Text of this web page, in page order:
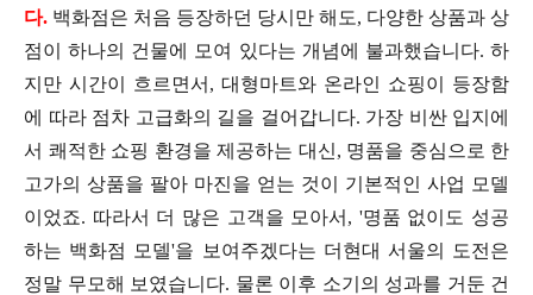
다. 백화점은 처음 등장하던 당시만 해도, 다양한 상품과 상
점이 하나의 건물에 모여 있다는 개념에 불과했습니다. 하
지만 시간이 흐르면서, 대형마트와 온라인 쇼핑이 등장함
에 따라 점차 고급화의 길을 걸어갑니다. 가장 비싼 입지에
서 쾌적한 쇼핑 환경을 제공하는 대신, 명품을 중심으로 한
고가의 상품을 팔아 마진을 얻는 것이 기본적인 사업 모델
이었죠. 따라서 더 많은 고객을 모아서, '명품 없이도 성공
하는 백화점 모델'을 보여주겠다는 더현대 서울의 도전은
정말 무모해 보였습니다. 물론 이후 소기의 성과를 거둔 건